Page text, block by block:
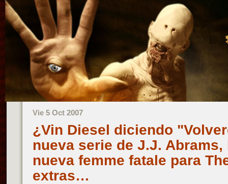
Vie 5 Oct 2007
¿Vin Diesel diciendo
nueva serie de J.J.
nueva femme fatale para
extras…